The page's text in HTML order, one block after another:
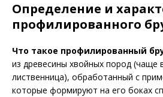
Определение и
профилированного
Что такое профилированный
из древесины хвойных пород (чаще
лиственница), обработанный с
которые формируют на его боках